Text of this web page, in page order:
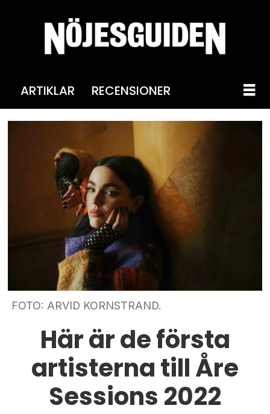
ARTIKLAR RECENSIONER
FOTO: ARVID KORNSTRAND.
Här är de första
artisterna till Åre
Sessions 2022